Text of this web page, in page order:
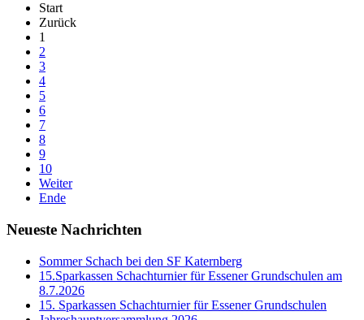
Start
Zurück
1
2
3
4
5
6
7
8
9
10
Weiter
Ende
Neueste Nachrichten
Sommer Schach bei den SF Katernberg
15.Sparkassen Schachturnier für Essener Grundschulen am
8.7.2026
15. Sparkassen Schachturnier für Essener Grundschulen